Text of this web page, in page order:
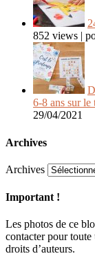
852 views |
6-8 ans sur le
29/04/2021
Archives
Archives
Important !
Les photos de ce
contacter pour toute
droits d’auteurs.